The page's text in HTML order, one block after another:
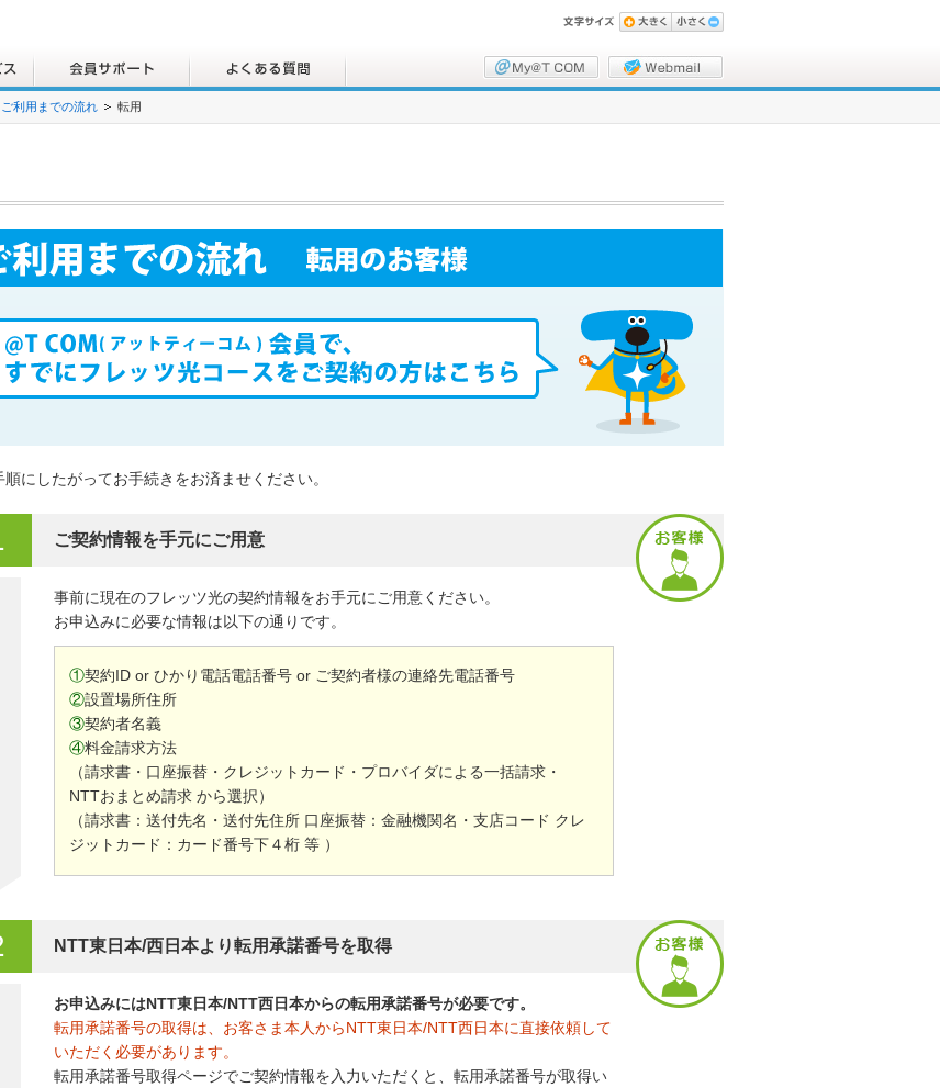
ご利用までの流れ 転用
順にしたがってお手続きをお済ませください。
ご契約情報を手元にご用意
事前に現在のフレッツ光の契約情報をお手元にご用意ください。
お申込みに必要な情報は以下の通りです。
①契約ID or ひかり電話電話番号 or ご契約者様の連絡先電話番号
②設置場所住所
③契約者名義
④料金請求方法
（請求書・口座振替・クレジットカード・プロバイダによる一括請求・
NTTおまとめ請求 から選択）
（請求書：送付先名・送付先住所 口座振替：金融機関名・支店コード クレ
ジットカード：カード番号下４桁 等 ）
NTT東日本/西日本より転用承諾番号を取得
お申込みにはNTT東日本/NTT西日本からの転用承諾番号が必要です。
転用承諾番号の取得は、お客さま本人からNTT東日本/NTT西日本に直接依頼して
いただく必要があります。
転用承諾番号取得ページでご契約情報を入力いただくと、転用承諾番号が取得い